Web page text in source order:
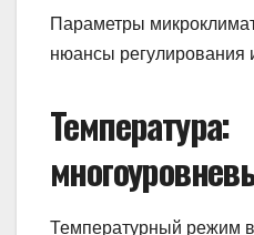
Параметры
нюансы регулирования
Температура:
Температурный режим